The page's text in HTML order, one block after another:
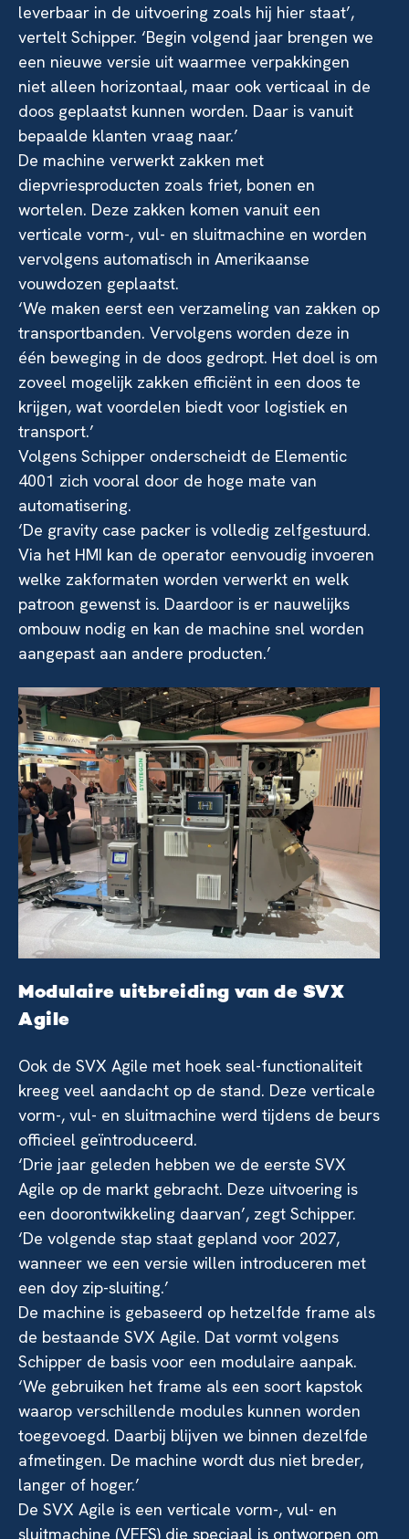
leverbaar in de uitvoering zoals hij hier staat’,
vertelt Schipper. ‘Begin volgend jaar brengen we
een nieuwe versie uit waarmee verpakkingen
niet alleen horizontaal, maar ook verticaal in de
doos geplaatst kunnen worden. Daar is vanuit
bepaalde klanten vraag naar.’
De machine verwerkt zakken met
diepvriesproducten zoals friet, bonen en
wortelen. Deze zakken komen vanuit een
verticale vorm-, vul- en sluitmachine en worden
vervolgens automatisch in Amerikaanse
vouwdozen geplaatst.
‘We maken eerst een verzameling van zakken op
transportbanden. Vervolgens worden deze in
één beweging in de doos gedropt. Het doel is om
zoveel mogelijk zakken efficiënt in een doos te
krijgen, wat voordelen biedt voor logistiek en
transport.’
Volgens Schipper onderscheidt de Elementic
4001 zich vooral door de hoge mate van
automatisering.
‘De gravity case packer is volledig zelfgestuurd.
Via het HMI kan de operator eenvoudig invoeren
welke zakformaten worden verwerkt en welk
patroon gewenst is. Daardoor is er nauwelijks
ombouw nodig en kan de machine snel worden
aangepast aan andere producten.’
Modulaire uitbreiding van de SVX
Agile
Ook de SVX Agile met hoek seal-functionaliteit
kreeg veel aandacht op de stand. Deze verticale
vorm-, vul- en sluitmachine werd tijdens de beurs
officieel geïntroduceerd.
‘Drie jaar geleden hebben we de eerste SVX
Agile op de markt gebracht. Deze uitvoering is
een doorontwikkeling daarvan’, zegt Schipper.
‘De volgende stap staat gepland voor 2027,
wanneer we een versie willen introduceren met
een doy zip-sluiting.’
De machine is gebaseerd op hetzelfde frame als
de bestaande SVX Agile. Dat vormt volgens
Schipper de basis voor een modulaire aanpak.
‘We gebruiken het frame als een soort kapstok
waarop verschillende modules kunnen worden
toegevoegd. Daarbij blijven we binnen dezelfde
afmetingen. De machine wordt dus niet breder,
langer of hoger.’
De SVX Agile is een verticale vorm-, vul- en
sluitmachine (VFFS) die speciaal is ontworpen om